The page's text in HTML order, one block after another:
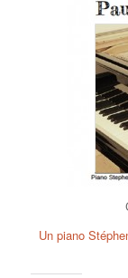
Un piano